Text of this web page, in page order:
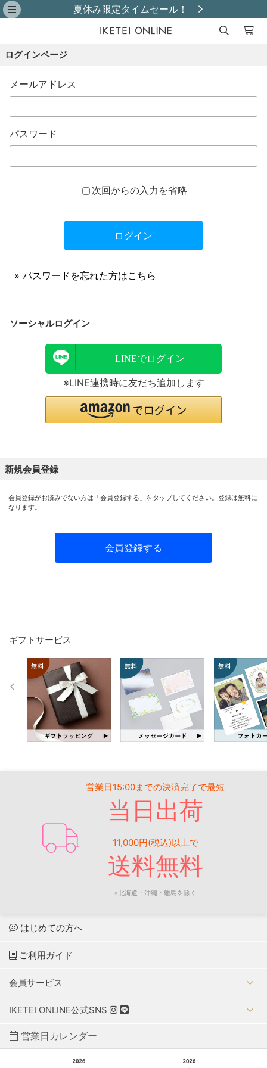
夏休み限定タイムセール！
ログインページ
メールアドレス
パスワード
次回からの入力を省略
ログイン
» パスワードを忘れた方はこちら
ソーシャルログイン
LINEでログイン
※LINE連携時に友だち追加します
新規会員登録
会員登録がお済みでない方は「会員登録する」をタップしてください。登録は無料に
なります。
会員登録する
ギフトサービス
営業日15:00までの決済完了で最短
当日出荷
11,000円(税込)以上で
送料無料
※北海道・沖縄・離島を除く
はじめての方へ
ご利用ガイド
会員サービス
IKETEI ONLINE公式SNS
営業日カレンダー